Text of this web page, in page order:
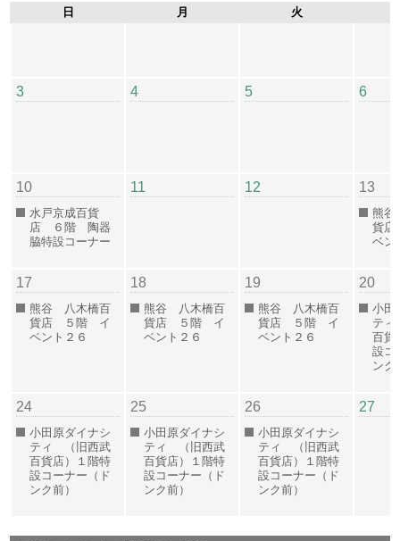
日 月 火
3 4 5 6
10
水戸京成百貨
店 ６階 陶器
脇特設コーナー
11 12 13
熊
貨
ベン
17
熊谷 八木橋百
貨店 ５階 イ
ベント２６
18
熊谷 八木橋百
貨店 ５階 イ
ベント２６
19
熊谷 八木橋百
貨店 ５階 イ
ベント２６
20
小田
テ
百貨
設コ
ンク
24
小田原ダイナシ
ティ （旧西武
百貨店）１階特
設コーナー（ド
ンク前）
25
小田原ダイナシ
ティ （旧西武
百貨店）１階特
設コーナー（ド
ンク前）
26
小田原ダイナシ
ティ （旧西武
百貨店）１階特
設コーナー（ド
ンク前）
27